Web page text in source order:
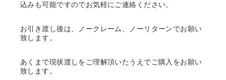
込みも可能ですのでお気軽にご連絡ください。
お引き渡し後は、ノークレーム、ノーリターンでお願い
致します。
あくまで現状渡しをご理解頂いたうえでご購入をお願い
致します。